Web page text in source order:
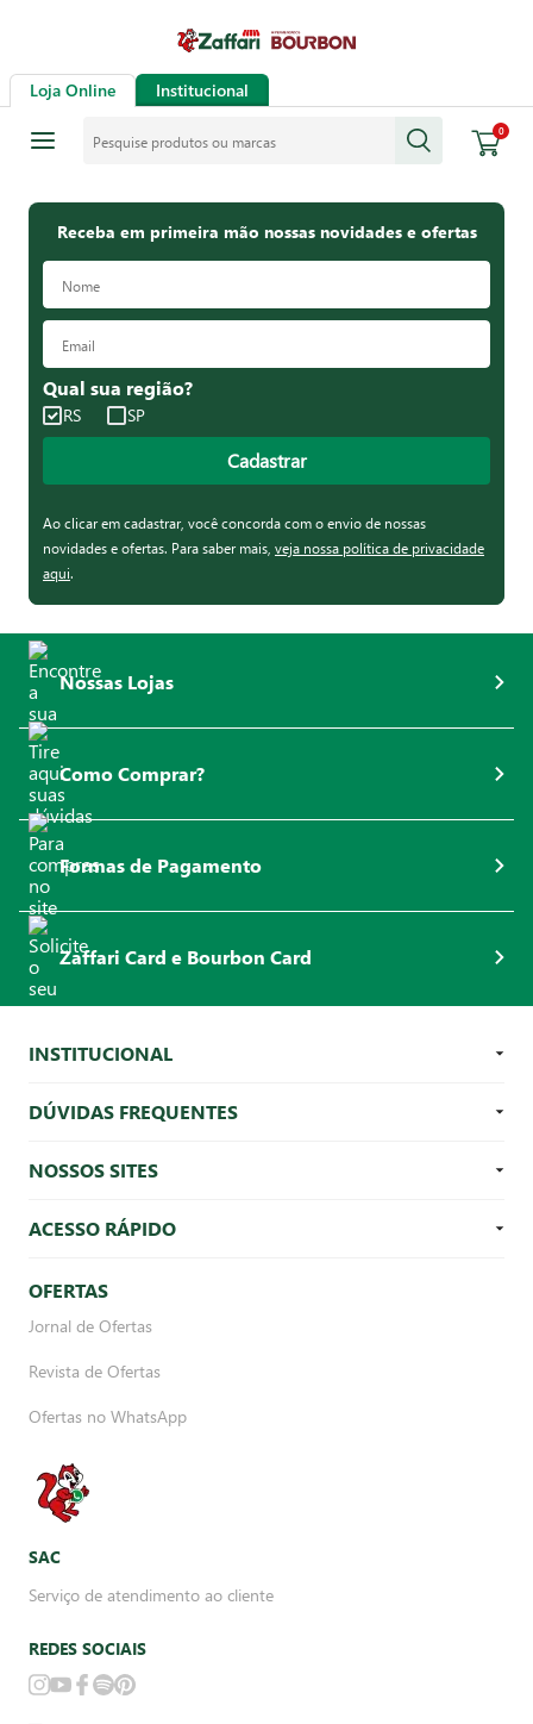
Loja Online Institucional
0
Receba em primeira mão nossas novidades e ofertas
Qual sua região?
RS SP
Cadastrar
Ao clicar em cadastrar, você concorda com o envio de nossas
novidades e ofertas. Para saber mais, veja nossa política de privacidade
aqui.
Nossas Lojas
Como Comprar?
Formas de Pagamento
Zaffari Card e Bourbon Card
INSTITUCIONAL
DÚVIDAS FREQUENTES
NOSSOS SITES
ACESSO RÁPIDO
OFERTAS
Jornal de Ofertas
Revista de Ofertas
Ofertas no WhatsApp
SAC
Serviço de atendimento ao cliente
REDES SOCIAIS